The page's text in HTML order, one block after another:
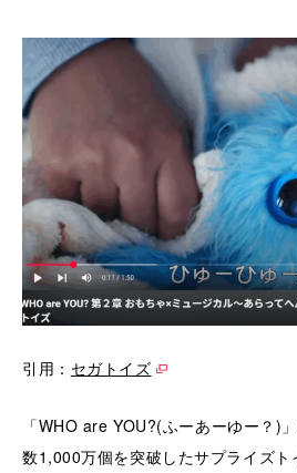
引用： セガトイズ
「WHO are YOU?(ふーあーゆー？)
数1,000万個を突破したサプライズト